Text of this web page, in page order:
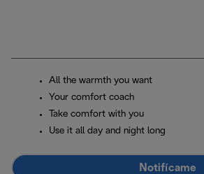
All the warmth you want
Your comfort coach
Take comfort with you
Use it all day and night long
Notifícame